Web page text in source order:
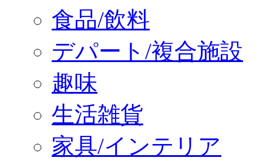
食品/飲料
デパート/複合施設
趣味
生活雑貨
家具/インテリア